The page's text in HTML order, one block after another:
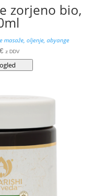
zorjeno bio,
masaže, oljenje, abyange
€ z DDV